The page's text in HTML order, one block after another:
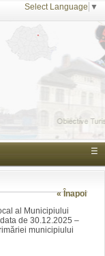
Select Language ▼
☰
« Înapoi
al Municipiului
de 30.12.2025 –
municipiului